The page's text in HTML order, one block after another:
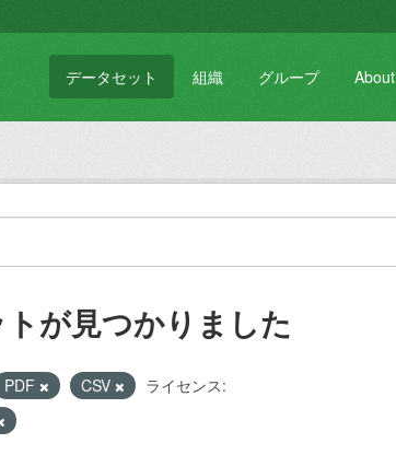
データセット 組織 グループ About
が見つかりました
PDF CSV
ライセンス: